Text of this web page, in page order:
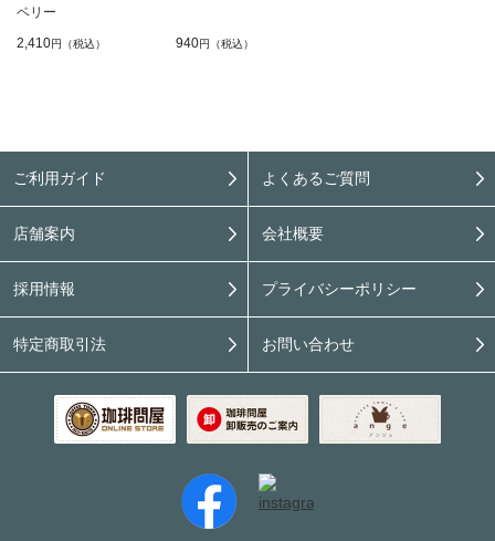
ベリー
2,410円（税込） 940円（税込）
ご利用ガイド よくあるご質問
店舗案内 会社概要
採用情報 プライバシーポリシー
特定商取引法 お問い合わせ